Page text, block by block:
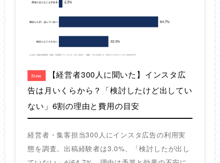
New
【経営者300人に聞いた】インスタ広
告は月いくらから？「検討したけど出してい
ない」6割の理由と費用の目安
経営者・集客担当300人にインスタ広告の利用実
態を調査。出稿経験者は3.0%、「検討したが出し